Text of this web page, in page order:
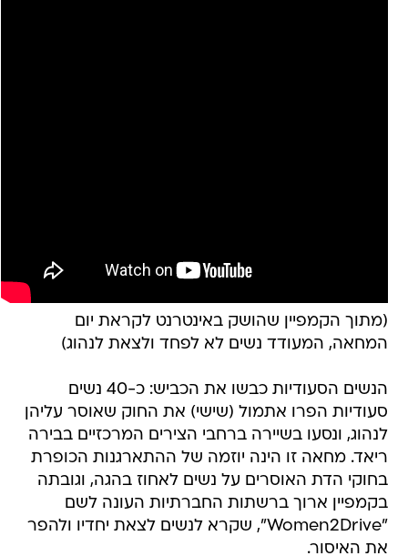
(מתוך הקמפיין שהושק באינטרנט לקראת יום
המחאה, המעודד נשים לא לפחד ולצאת לנהוג)
הנשים הסעודיות כבשו את הכביש: כ-40 נשים
סעודיות הפרו אתמול (שישי) את החוק שאוסר עליהן
לנהוג, ונסעו בשיירה ברחבי הצירים המרכזיים בבירה
ריאד. מחאה זו הינה יוזמה של ההתארגנות הכופרת
בחוקי הדת האוסרים על נשים לאחוז בהגה, וגובתה
בקמפיין ארוך ברשתות החברתיות העונה לשם
"Women2Drive", שקרא לנשים לצאת יחדיו ולהפר
את האיסור.